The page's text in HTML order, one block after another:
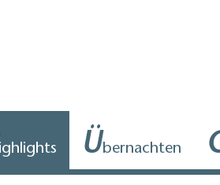
ighlights Übernachten